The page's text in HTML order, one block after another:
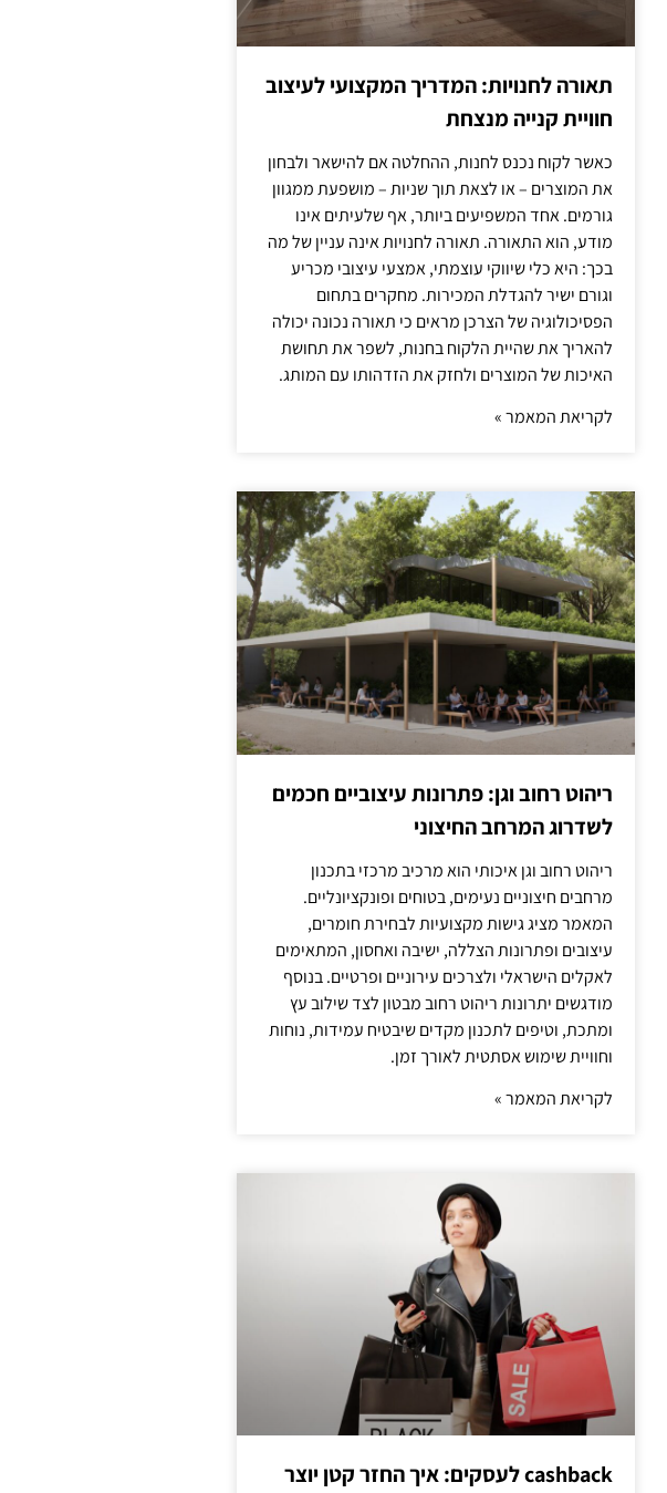
תאורה לחנויות: המדריך המקצועי לעיצוב
חוויית קנייה מנצחת
כאשר לקוח נכנס לחנות, ההחלטה אם להישאר ולבחון
את המוצרים – או לצאת תוך שניות – מושפעת ממגוון
גורמים. אחד המשפיעים ביותר, אף שלעיתים אינו
מודע, הוא התאורה. תאורה לחנויות אינה עניין של מה
בכך: היא כלי שיווקי עוצמתי, אמצעי עיצובי מכריע
וגורם ישיר להגדלת המכירות. מחקרים בתחום
הפסיכולוגיה של הצרכן מראים כי תאורה נכונה יכולה
להאריך את שהיית הלקוח בחנות, לשפר את תחושת
האיכות של המוצרים ולחזק את הזדהותו עם המותג.
לקריאת המאמר »
ריהוט רחוב וגן: פתרונות עיצוביים חכמים
לשדרוג המרחב החיצוני
ריהוט רחוב וגן איכותי הוא מרכיב מרכזי בתכנון
מרחבים חיצוניים נעימים, בטוחים ופונקציונליים.
המאמר מציג גישות מקצועיות לבחירת חומרים,
עיצובים ופתרונות הצללה, ישיבה ואחסון, המתאימים
לאקלים הישראלי ולצרכים עירוניים ופרטיים. בנוסף
מודגשים יתרונות ריהוט רחוב מבטון לצד שילוב עץ
ומתכת, וטיפים לתכנון מקדים שיבטיח עמידות, נוחות
וחוויית שימוש אסתטית לאורך זמן.
לקריאת המאמר »
cashback לעסקים: איך החזר קטן יוצר